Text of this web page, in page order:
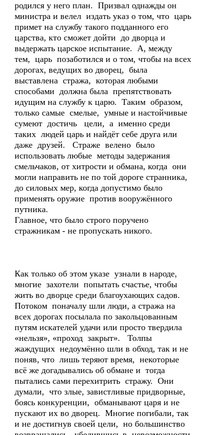
родился у него план. Призвал однажды он
министра и велел издать указ о том, что царь
примет на службу такого подданного его
царства, кто сможет дойти до дворца и
выдержать царское испытание. А, между
тем, царь позаботился и о том, чтобы на всех
дорогах, ведущих во дворец, была
выставлена стража, которая любыми
способами должна была препятствовать
идущим на службу к царю. Таким образом,
только самые смелые, умные и настойчивые
сумеют достичь цели, а именно среди
таких людей царь и найдёт себе друга или
даже друзей. Страже велено было
использовать любые методы задержания
смельчаков, от хитрости и обмана, когда они
могли направить не по той дороге странника,
до силовых мер, когда допустимо было
применять оружие против вооружённого
путника.
Главное, что было строго поручено
стражникам - не пропускать никого.
Как только об этом указе узнали в народе,
многие захотели попытать счастье, чтобы
жить во дворце среди благоухающих садов.
Потоком поначалу шли люди, а стража на
всех дорогах посылала по закольцованным
путям искателей удачи или просто твердила
«нельзя», «проход закрыт». Толпы
жаждущих недоумённо шли в обход, так и не
поняв, что лишь теряют время, некоторые
всё же догадывались об обмане и тогда
пытались сами перехитрить стражу. Они
думали, что злые, завистливые придворные,
боясь конкуренции, обманывают царя и не
пускают их во дворец. Многие погибали, так
и не достигнув своей цели, но большинство